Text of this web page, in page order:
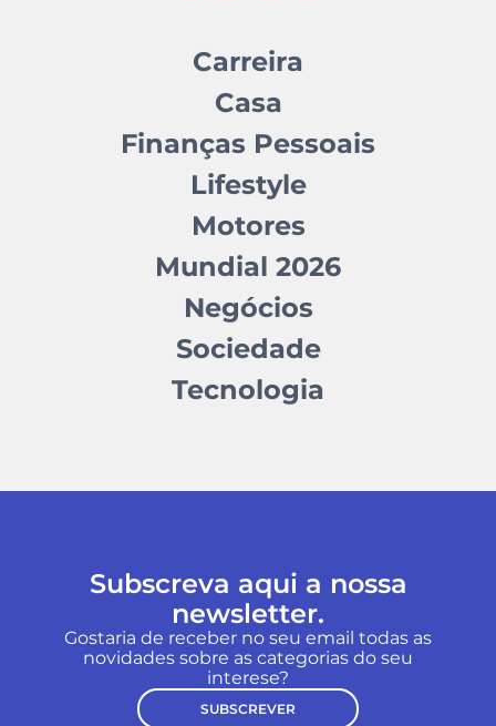
Carreira
Casa
Finanças Pessoais
Lifestyle
Motores
Mundial 2026
Negócios
Sociedade
Tecnologia
Subscreva aqui a nossa
newsletter.
Gostaria de receber no seu email todas as
novidades sobre as categorias do seu
interese?
SUBSCREVER